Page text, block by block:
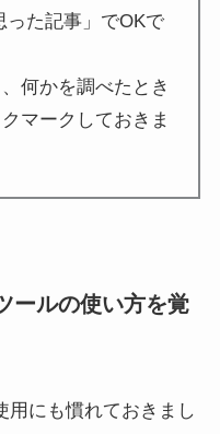
った記事」でOKで
何かを調べたとき
マークしておきま
ールの使い方を覚
用にも慣れておきまし